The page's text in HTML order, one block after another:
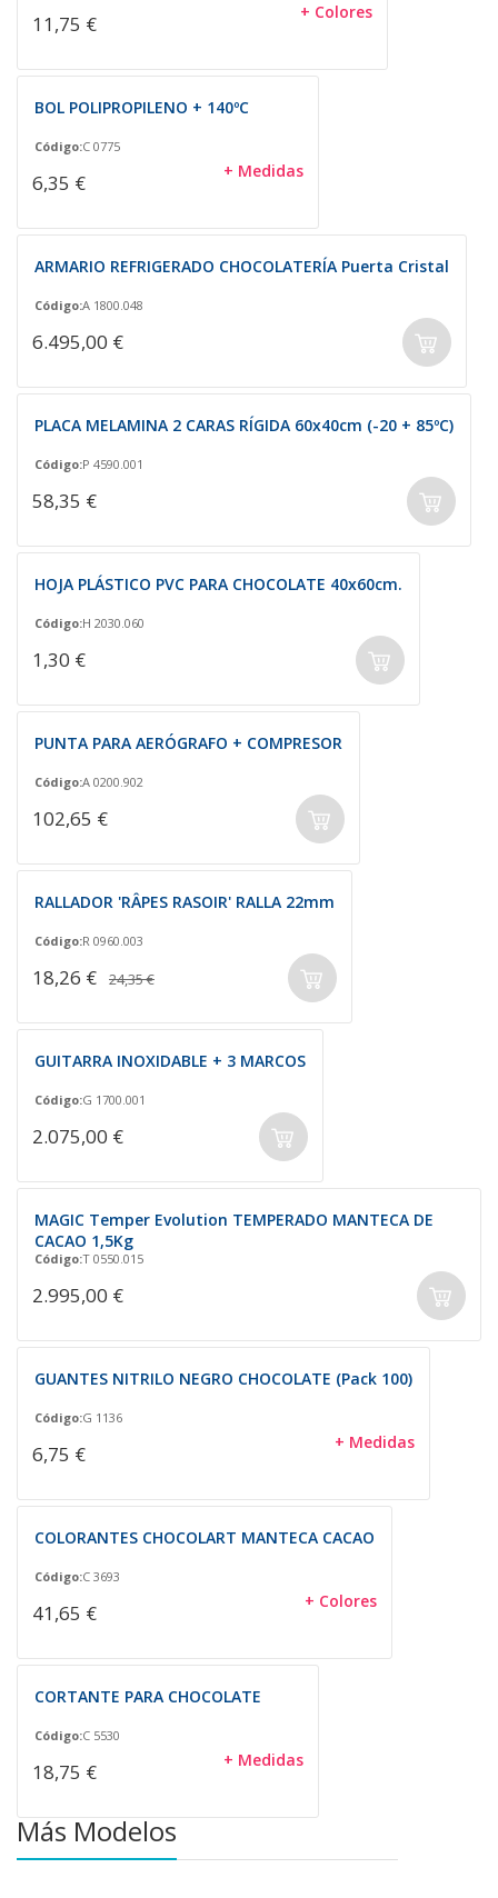
11,75 € + Colores
BOL POLIPROPILENO + 140ºC
Código:C 0775
6,35 € + Medidas
ARMARIO REFRIGERADO CHOCOLATERÍA Puerta Cristal
Código:A 1800.048
6.495,00 €
PLACA MELAMINA 2 CARAS RÍGIDA 60x40cm (-20 + 85ºC)
Código:P 4590.001
58,35 €
HOJA PLÁSTICO PVC PARA CHOCOLATE 40x60cm.
Código:H 2030.060
1,30 €
PUNTA PARA AERÓGRAFO + COMPRESOR
Código:A 0200.902
102,65 €
RALLADOR 'RÂPES RASOIR' RALLA 22mm
Código:R 0960.003
18,26 € 24,35 €
GUITARRA INOXIDABLE + 3 MARCOS
Código:G 1700.001
2.075,00 €
MAGIC Temper Evolution TEMPERADO MANTECA DE
CACAO 1,5Kg
Código:T 0550.015
2.995,00 €
GUANTES NITRILO NEGRO CHOCOLATE (Pack 100)
Código:G 1136
6,75 € + Medidas
COLORANTES CHOCOLART MANTECA CACAO
Código:C 3693
41,65 € + Colores
CORTANTE PARA CHOCOLATE
Código:C 5530
18,75 € + Medidas
Más Modelos